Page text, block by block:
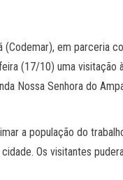
(Codemar), em parceria
(17/10) uma visitação
Nossa Senhora do
a população do
Os visitantes